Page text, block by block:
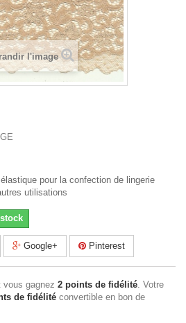
l'image
pour la confection de lingerie
utilisations
Google+ Pinterest
vous gagnez 2 points de fidélité. Votre
de fidélité convertible en bon de